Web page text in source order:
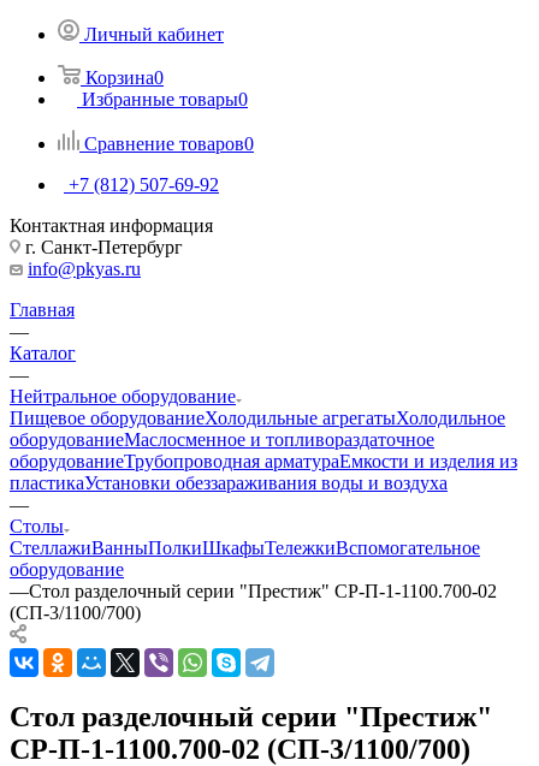
Личный кабинет
Корзина0
Избранные товары0
Сравнение товаров0
+7 (812) 507-69-92
Контактная информация
г. Санкт-Петербург
info@pkyas.ru
Главная
—
Каталог
—
Нейтральное оборудование
Пищевое оборудованиеХолодильные агрегатыХолодильное
оборудованиеМаслосменное и топливораздаточное
оборудованиеТрубопроводная арматураЕмкости и изделия из
пластикаУстановки обеззараживания воды и воздуха
—
Столы
СтеллажиВанныПолкиШкафыТележкиВспомогательное
оборудование
—Стол разделочный серии "Престиж" СР-П-1-1100.700-02
(СП-3/1100/700)
Стол разделочный серии "Престиж"
СР-П-1-1100.700-02 (СП-3/1100/700)